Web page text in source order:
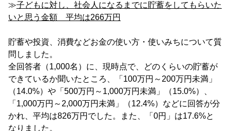
≫子どもに対し、社会人になるまでに貯蓄をしてもらいた
いと思う金額 平均は266万円
貯蓄や投資、消費などお金の使い方・使いみちについて質
問しました。
全回答者（1,000名）に、現時点で、どのくらいの貯蓄が
できているか聞いたところ、「100万円～200万円未満」
（14.0%）や「500万円～1,000万円未満」（15.0%）、
「1,000万円～2,000万円未満」（12.4%）などに回答が分
かれ、平均は826万円でした。また、「0円」は17.6%と
なりました。